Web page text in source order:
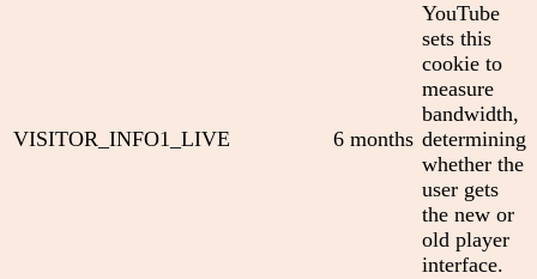
VISITOR_INFO1_LIVE 6 months
YouTube
sets this
cookie to
measure
bandwidth,
determining
whether the
user gets
the new or
old player
interface.